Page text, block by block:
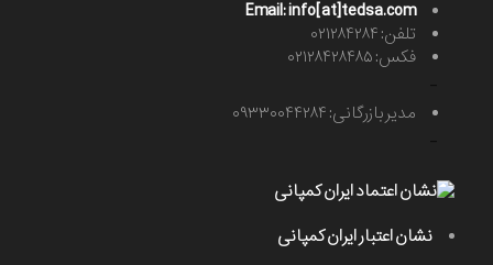
Email: info[at]tedsa.com
تلفن: ۰۲۱۲۸۴۲۸۴
فکس: ۰۲۱۲۸۴۲۸۴۸۵
مدیر بازرگانی: ۰۹۳۳۰۰۴۴۲۸۴
نشان اعتبار ایران کمپانی